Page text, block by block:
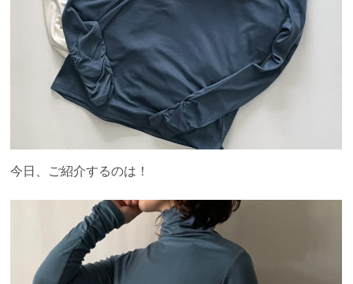
今日、ご紹介するのは！